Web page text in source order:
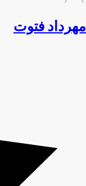
مهرداد فتوت